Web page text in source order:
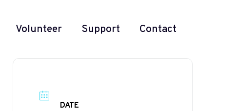
Volunteer Support Contact
DATE